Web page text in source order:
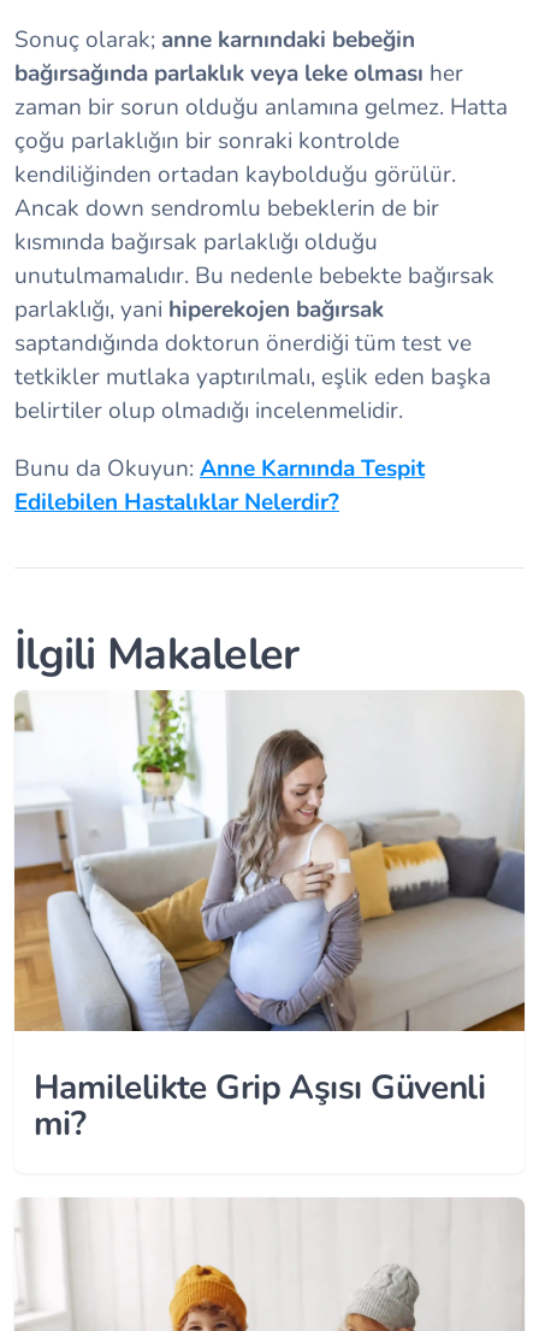
Sonuç olarak;anne karnındaki bebeğin
bağırsağında parlaklık veya leke olması her
zaman bir sorun olduğu anlamına gelmez. Hatta
çoğu parlaklığın bir sonraki kontrolde
kendiliğinden ortadan kaybolduğu görülür.
Ancak down sendromlu bebeklerin de bir
kısmında bağırsak parlaklığı olduğu
unutulmamalıdır. Bu nedenle bebekte bağırsak
parlaklığı, yani hiperekojen bağırsak
saptandığında doktorun önerdiği tüm test ve
tetkikler mutlaka yaptırılmalı, eşlik eden başka
belirtiler olup olmadığı incelenmelidir.
Bunu da Okuyun:Anne Karnında Tespit
Edilebilen Hastalıklar Nelerdir?
İlgili Makaleler
Hamilelikte Grip Aşısı Güvenli
mi?